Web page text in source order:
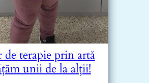
de terapie prin artă
unii de la alții!